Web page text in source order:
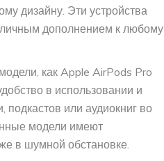
дизайну. Эти устройства
дополнением к любому
как Apple AirPods Pro
в использовании и
или аудиокниг во
модели имеют
в шумной обстановке.